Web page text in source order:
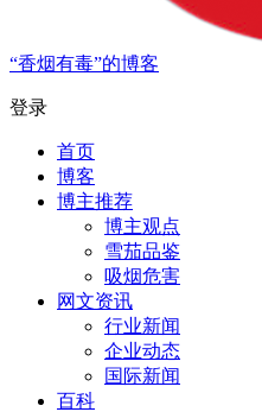
“香烟有毒”的博客
登录
首页
博客
博主推荐
博主观点
雪茄品鉴
吸烟危害
网文资讯
行业新闻
企业动态
国际新闻
百科